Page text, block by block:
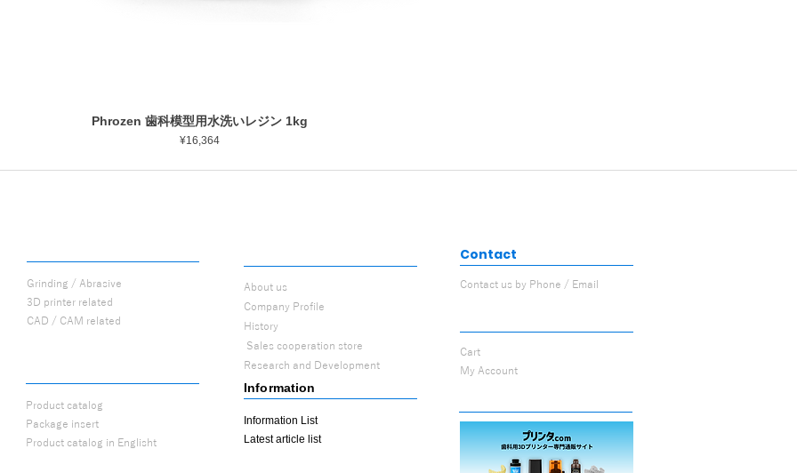
Quick View
Phrozen 歯科模型用水洗いレジン 1kg
Price
¥16,364
Grinding / Abrasive
3D printer related
CAD / CAM related
Product catalog
Package insert
Product catalog in Englisht
About us
Company Profile
History
Sales cooperation store
Research and Development
Information
Information List
Latest article list
Contact
Contact us by Phone / Email
Cart
My Account